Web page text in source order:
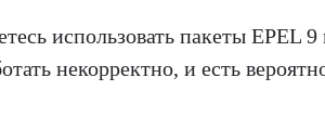
использовать пакеты EPEL
некорректно, и есть